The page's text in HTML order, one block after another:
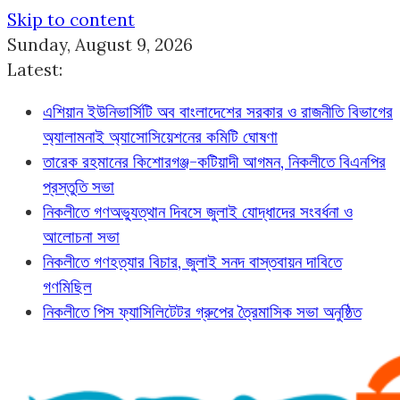
Skip to content
Sunday, August 9, 2026
Latest:
এশিয়ান ইউনিভার্সিটি অব বাংলাদেশের সরকার ও রাজনীতি বিভাগের
অ্যালামনাই অ্যাসোসিয়েশনের কমিটি ঘোষণা
তারেক রহমানের কিশোরগঞ্জ-কটিয়াদী আগমন, নিকলীতে বিএনপির
প্রস্তুতি সভা
নিকলীতে গণঅভ্যুত্থান দিবসে জুলাই যোদ্ধাদের সংবর্ধনা ও
আলোচনা সভা
নিকলীতে গণহত্যার বিচার, জুলাই সনদ বাস্তবায়ন দাবিতে
গণমিছিল
নিকলীতে পিস ফ্যাসিলিটেটর গ্রুপের ত্রৈমাসিক সভা অনুষ্ঠিত